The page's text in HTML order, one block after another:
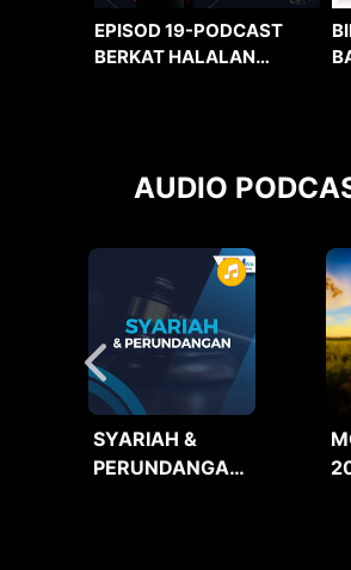
EPISOD 19-PODCAST
BERKAT HALALAN
AUDIO
SYARIAH &
PERUNDANGAN